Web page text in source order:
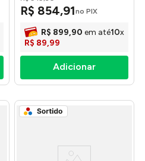
Fibran
R$ 854,91no PIX
R$ 899,90 em até10x
R$ 89,99